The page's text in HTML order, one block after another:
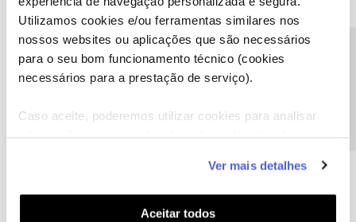
Utilizamos cookies e/ou ferramentas similares nos
nossos websites ou aplicações que são necessários
para o seu bom funcionamento técnico (cookies
necessários para a prestação de serviço).
Caso aceite, poderemos utilizar cookies para analisar
funcionalidades (cookies de personalização e
funcionalidade) e adaptar anúncios aos seus interesses
(cookies de publicidade personalizada). Pode gerir a
Ver mais detalhes
Aceitar todos
Descubra as novidades de junho